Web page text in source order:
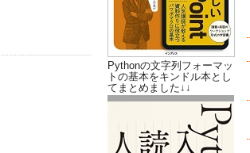
Pythonの文字列フォーマッ
トの基本をキンドル本とし
てまとめました↓↓